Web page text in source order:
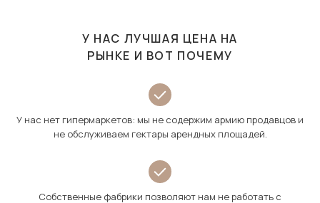
У НАС ЛУЧШАЯ ЦЕНА НА
РЫНКЕ И ВОТ ПОЧЕМУ
У нас нет гипермаркетов: мы не содержим армию продавцов и
не обслуживаем гектары арендных площадей.
Собственные фабрики позволяют нам не работать с